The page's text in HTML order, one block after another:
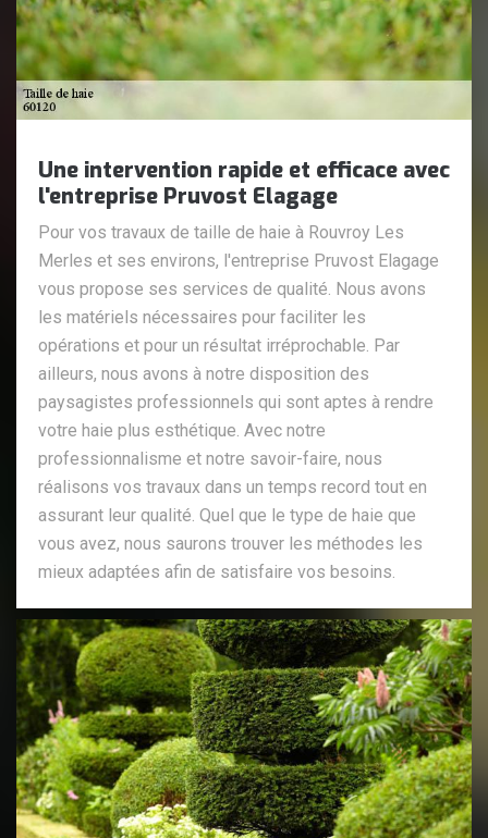
Une intervention rapide et efficace avec
l'entreprise Pruvost Elagage
Pour vos travaux de taille de haie à Rouvroy Les
Merles et ses environs, l'entreprise Pruvost Elagage
vous propose ses services de qualité. Nous avons
les matériels nécessaires pour faciliter les
opérations et pour un résultat irréprochable. Par
ailleurs, nous avons à notre disposition des
paysagistes professionnels qui sont aptes à rendre
votre haie plus esthétique. Avec notre
professionnalisme et notre savoir-faire, nous
réalisons vos travaux dans un temps record tout en
assurant leur qualité. Quel que le type de haie que
vous avez, nous saurons trouver les méthodes les
mieux adaptées afin de satisfaire vos besoins.